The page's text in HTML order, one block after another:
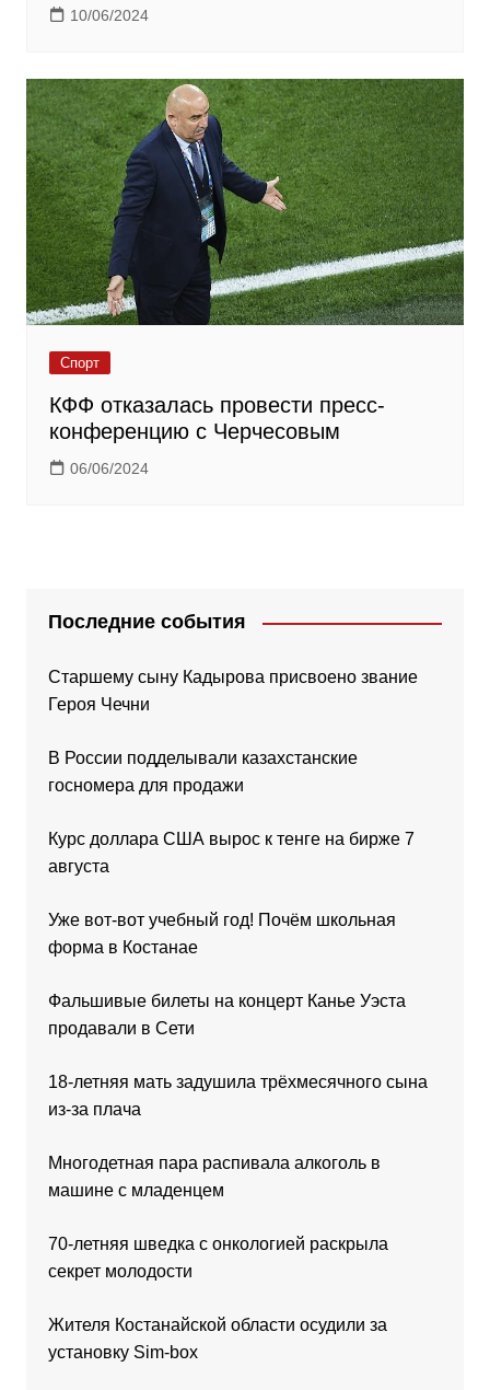
10/06/2024
Спорт
КФФ отказалась провести пресс-
конференцию с Черчесовым
06/06/2024
Последние события
Старшему сыну Кадырова присвоено звание
Героя Чечни
В России подделывали казахстанские
госномера для продажи
Курс доллара США вырос к тенге на бирже 7
августа
Уже вот-вот учебный год! Почём школьная
форма в Костанае
Фальшивые билеты на концерт Канье Уэста
продавали в Сети
18-летняя мать задушила трёхмесячного сына
из-за плача
Многодетная пара распивала алкоголь в
машине с младенцем
70-летняя шведка с онкологией раскрыла
секрет молодости
Жителя Костанайской области осудили за
установку Sim-box